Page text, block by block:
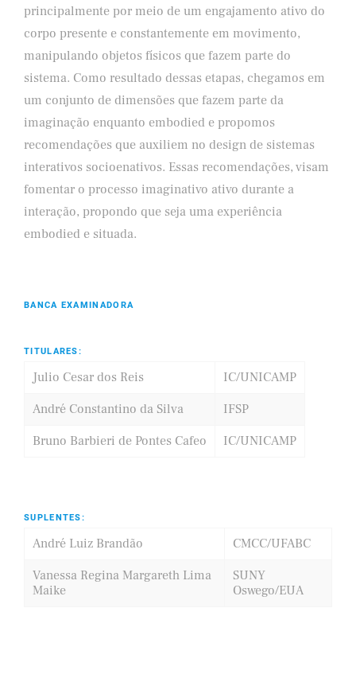
principalmente por meio de um engajamento ativo do
corpo presente e constantemente em movimento,
manipulando objetos físicos que fazem parte do
sistema. Como resultado dessas etapas, chegamos em
um conjunto de dimensões que fazem parte da
imaginação enquanto embodied e propomos
recomendações que auxiliem no design de sistemas
interativos socioenativos. Essas recomendações, visam
fomentar o processo imaginativo ativo durante a
interação, propondo que seja uma experiência
embodied e situada.
BANCA EXAMINADORA
TITULARES:
Julio Cesar dos Reis
IC/UNICAMP
André Constantino da Silva
IFSP
Bruno Barbieri de Pontes Cafeo
IC/UNICAMP
SUPLENTES:
André Luiz Brandão
CMCC/UFABC
Vanessa Regina Margareth Lima
Maike
SUNY
Oswego/EUA